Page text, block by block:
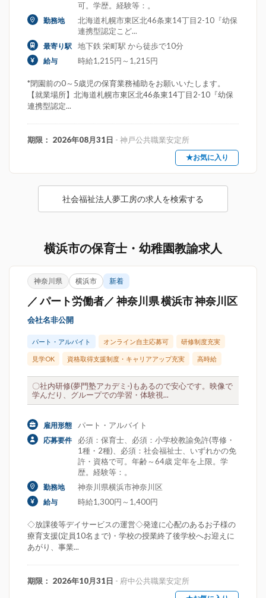
可。学歴。経験等：。
勤務地
北海道札幌市東区北46条東14丁目2-10『幼保
連携型認定こど...
最寄り駅 地下鉄 栄町駅 から徒歩で10分
給与 時給1,215円～1,215円
*閉園前の0～5歳児の保育業務補助をお願いいたします。
【就業場所】北海道札幌市東区北46条東14丁目2-10『幼保
連携型認定...
期限： 2026年08月31日 - 神戸公共職業安定所
★お気に入り
社会福祉法人夢工房の求人を検索する
横浜市の保育士・幼稚園教諭求人
神奈川県 横浜市 新着
／ パート労働者／ 神奈川県 横浜市 神奈川区
会社名非公開
パート・アルバイト オンライン自主応募可 研修制度充実
見学OK 資格取得支援制度・キャリアアップ充実 高時給
〇社内研修(夢門塾アカデミ-)もあるので安心です。映像で
学んだり、グループでの学習・体験視...
雇用形態 パート・アルバイト
応募要件
必須：保育士、必須：小学校教諭免許(専修・
1種・2種)、必須：社会福祉士、いずれかの免
許・資格で可。年齢～64歳 定年を上限。学
歴。経験等：。
勤務地 神奈川県横浜市神奈川区
給与 時給1,300円～1,400円
◇放課後等デイサービスの運営◇発達に心配のあるお子様の
療育支援(定員10名まで)・学校の授業終了後学校へお迎えに
あがり、事業...
期限： 2026年10月31日 - 府中公共職業安定所